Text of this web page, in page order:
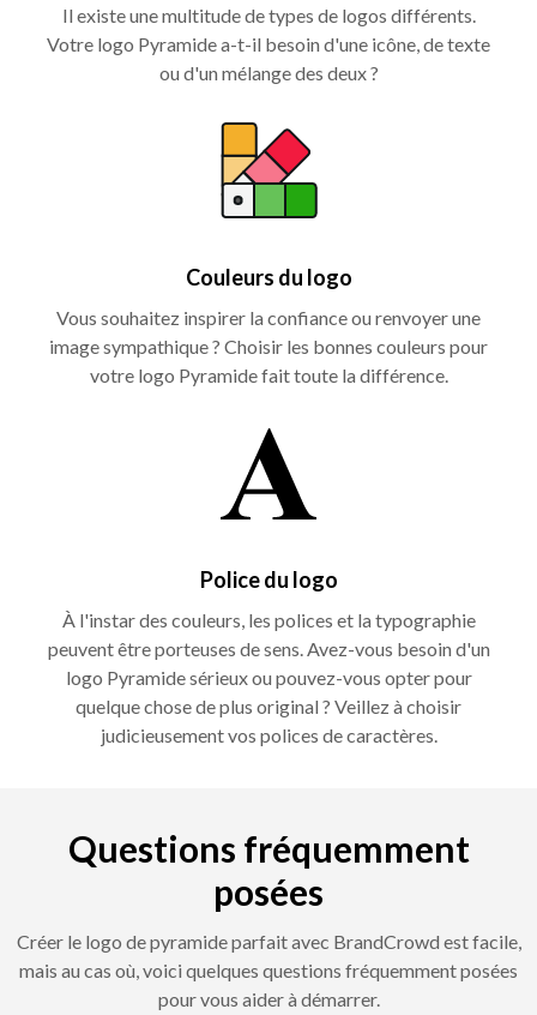
Il existe une multitude de types de logos différents.
Votre logo Pyramide a-t-il besoin d'une icône, de texte
ou d'un mélange des deux ?
Couleurs du logo
Vous souhaitez inspirer la confiance ou renvoyer une
image sympathique ? Choisir les bonnes couleurs pour
votre logo Pyramide fait toute la différence.
Police du logo
À l'instar des couleurs, les polices et la typographie
peuvent être porteuses de sens. Avez-vous besoin d'un
logo Pyramide sérieux ou pouvez-vous opter pour
quelque chose de plus original ? Veillez à choisir
judicieusement vos polices de caractères.
Questions fréquemment
posées
Créer le logo de pyramide parfait avec BrandCrowd est facile,
mais au cas où, voici quelques questions fréquemment posées
pour vous aider à démarrer.